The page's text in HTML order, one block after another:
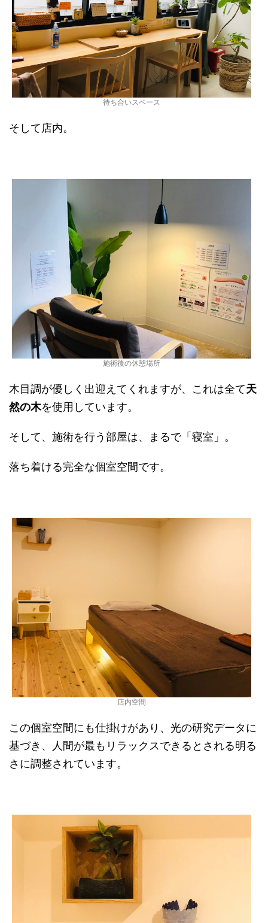
待ち合いスペース
そして店内。
施術後の休憩場所
木目調が優しく出迎えてくれますが、これは全て天
然の木を使用しています。
そして、施術を行う部屋は、まるで「寝室」。
落ち着ける完全な個室空間です。
店内空間
この個室空間にも仕掛けがあり、光の研究データに
基づき、人間が最もリラックスできるとされる明る
さに調整されています。